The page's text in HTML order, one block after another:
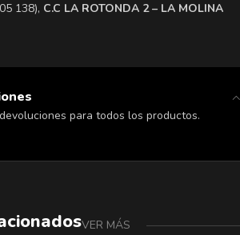
138), ​C.C LA ROTONDA 2 – LA MOLINA
para todos los productos.
VER MÁS